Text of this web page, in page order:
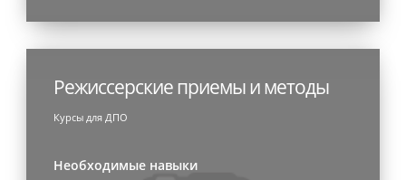
Режиссерские приемы и методы
Курсы для ДПО
Необходимые навыки